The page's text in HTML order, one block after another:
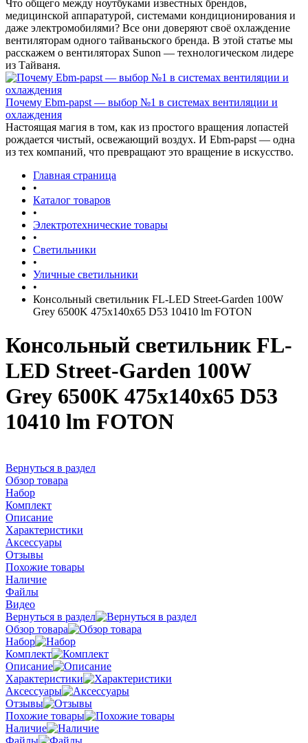
Что общего между ноутбуками известных брендов,
медицинской аппаратурой, системами кондиционирования и
даже электромобилями? Все они доверяют своё охлаждение
вентиляторам одного тайваньского бренда. В этой статье мы
расскажем о вентиляторах Sunon — технологическом лидере
из Тайваня.
Почему Ebm-papst — выбор №1 в системах вентиляции и
охлаждения
Настоящая магия в том, как из простого вращения лопастей
рождается чистый, освежающий воздух. И Ebm-papst — одна
из тех компаний, что превращают это вращение в искусство.
Главная страница
•
Каталог товаров
•
Электротехнические товары
•
Светильники
•
Уличные светильники
•
Консольный светильник FL-LED Street-Garden 100W
Grey 6500K 475x140x65 D53 10410 lm FOTON
Консольный светильник FL-
LED Street-Garden 100W
Grey 6500K 475x140x65 D53
10410 lm FOTON
Вернуться в раздел
Обзор товара
Набор
Комплект
Описание
Характеристики
Аксессуары
Отзывы
Похожие товары
Наличие
Файлы
Видео
Вернуться в раздел
Обзор товара
Набор
Комплект
Описание
Характеристики
Аксессуары
Отзывы
Похожие товары
Наличие
Файлы